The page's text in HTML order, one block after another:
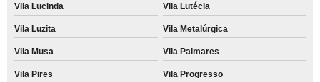
Vila Lucinda Vila Lutécia
Vila Luzita Vila Metalúrgica
Vila Musa Vila Palmares
Vila Pires Vila Progresso